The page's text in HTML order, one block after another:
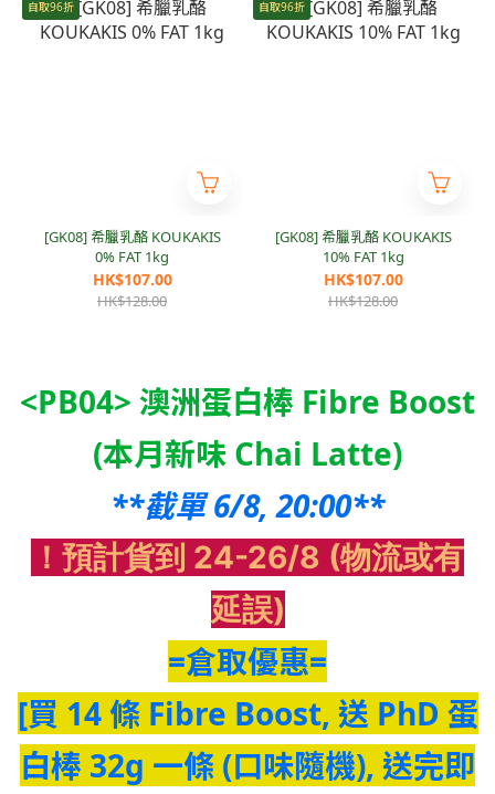
自取96折
[GK08] 希臘乳酪 KOUKAKIS
0% FAT 1kg
HK$107.00
HK$128.00
自取96折
[GK08] 希臘乳酪 KOUKAKIS
10% FAT 1kg
HK$107.00
HK$128.00
<PB04> 澳洲蛋白棒 Fibre Boost
(本月新味 Chai Latte)
**截單 6/8, 20:00**
！預計貨到 24-26/8 (物流或有
延誤)
=倉取優惠=
[買 14 條 Fibre Boost, 送 PhD 蛋
白棒 32g 一條 (口味隨機), 送完即